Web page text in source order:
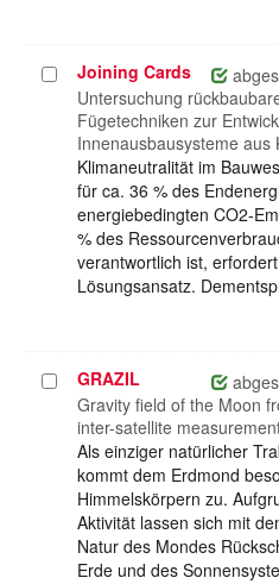
Projekt
auswählen
Joining Cards
Untersuchung
Fügetechniken zur
Innenausbausysteme aus
Klimaneutralität im
für ca. 36 % des
energiebedingten CO2-
% des
verantwortlich ist,
Lösungsansatz.
Projekt
auswählen
GRAZIL
Gravity field of the Moon
inter-satellite
Als einziger natürlicher
kommt dem Erdmond
Himmelskörpern zu.
Aktivität lassen sich mit
Natur des Mondes
Erde und des